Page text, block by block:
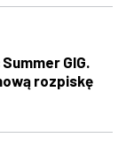
GIG.
rozpiskę